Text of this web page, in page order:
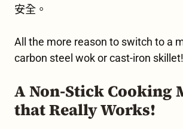
安全。
All the more reason to switch to a
carbon steel wok or cast-iron skillet!
A Non-Stick Cooking
that Really Works!